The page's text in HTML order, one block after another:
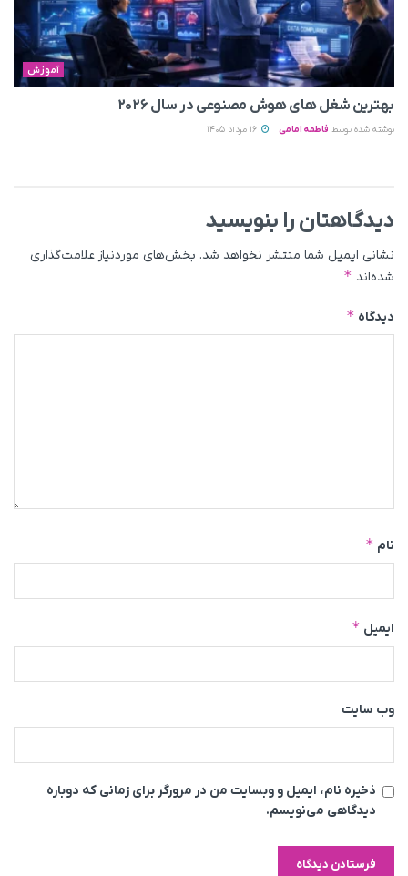
آموزش
بهترین شغل های هوش مصنوعی در سال ۲۰۲۶
نوشته شده توسط فاطمه امامی
دیدگاهتان را بنویسید
نشانی ایمیل شما منتشر نخواهد شد. بخش‌های موردنیاز علامت‌گذاری
شده‌اند *
دیدگاه *
نام *
ایمیل *
وب‌ سایت
ذخیره نام، ایمیل و وبسایت من در مرورگر برای زمانی که دوباره
دیدگاهی می‌نویسم.